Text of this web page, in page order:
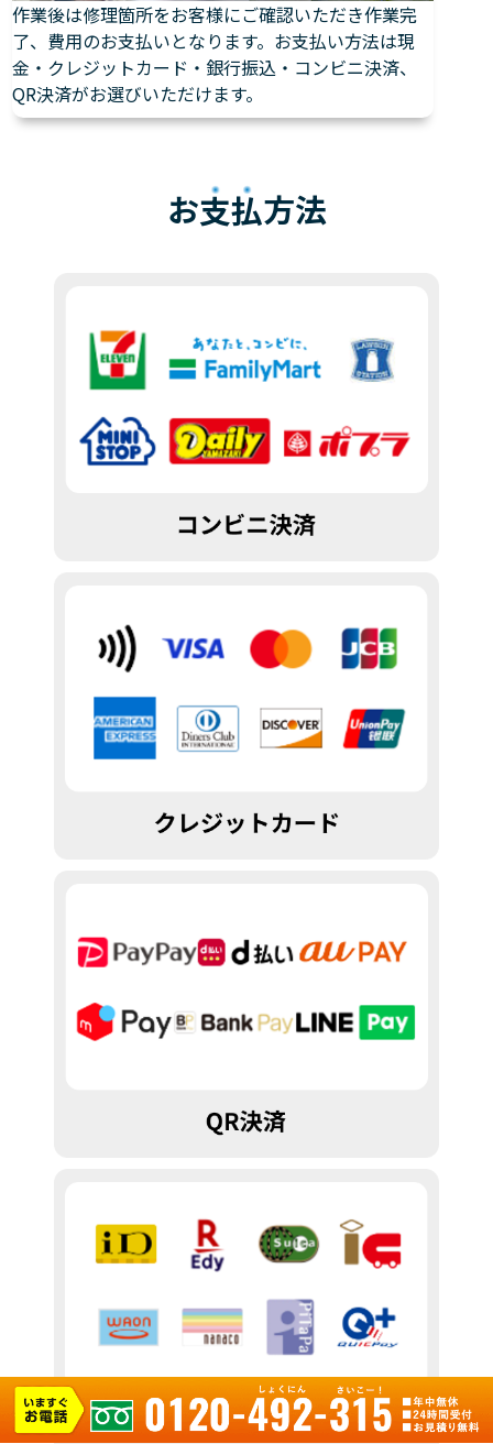
作業後は修理箇所をお客様にご確認いただき作業完
了、費用のお支払いとなります。お支払い方法は現
金・クレジットカード・銀行振込・コンビニ決済、
QR決済がお選びいただけます。
お支払方法